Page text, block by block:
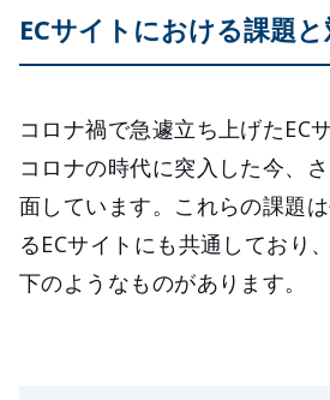
ECサイトにおける課題
コロナ禍で急遽立ち上げたEC
コロナの時代に突入した今、
面しています。これらの課題
るECサイトにも共通しており
下のようなものがあります。